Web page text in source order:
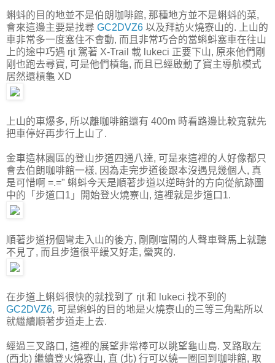
蝌蚪的目的地並不是伯朗咖啡館, 那種地方並不是蝌蚪的菜,
會來這邊主要是找尋 GC2DVZ6 以及拜訪火燒寮山的. 上山的
車非常多一度塞住不會動, 而且非常巧合的當蝌蚪塞車在往山
上的途中巧遇 rjt 駕著 X-Trail 載 lukeci 正要下山, 原來他們剛
剛也跑去尋寶, 可是他們槓龜, 而且已經啟動了寶主導航模式
居然還槓龜 XD
上山的車爆多, 所以離咖啡館還有 400m 時看路邊比較寬就先
把車停好再步行上山了.
金車造林園區的登山步道四通八達, 可是來這裡的人好像都只
會去伯朗咖啡館一樣, 因為走完步道後跟本沒遇見幾個人, 真
是可惜啊 =.=" 蝌蚪今天是順著步道以逆時針的方向從航跡圖
中的「步道口1」開始登火燒寮山, 這裡就是步道口1.
順著步道拐個彎走入山的後方, 剛剛喧鬧的人聲車聲馬上就聽
不見了, 而且步道很平緩又好走, 蠻爽的.
在步道上蝌蚪很快的就找到了 rjt 和 lukeci 找不到的
GC2DVZ6, 可是蝌蚪的目的地是火燒寮山的三等三角點所以
就繼續順著步道走上去.
經過三叉路口, 這裡的展望非常棒可以眺望龜山島. 叉路取左
(西北) 繼續登火燒寮山, 直 (北) 行可以繞一圈回到咖啡館, 取